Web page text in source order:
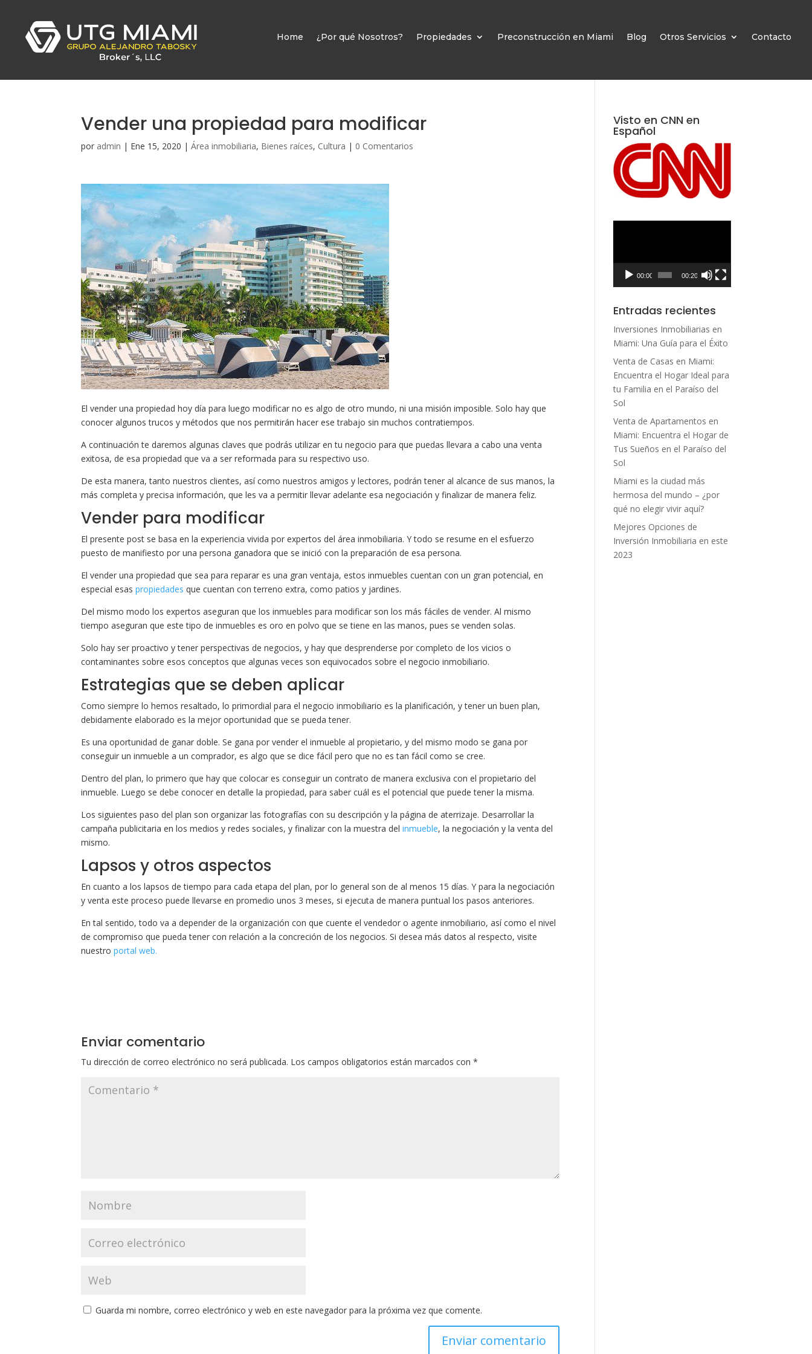
Home ¿Por qué Nosotros? Propiedades Preconstrucción en Miami Blog Otros Servicios Contacto
Vender una propiedad para modificar
por admin | Ene 15, 2020 |Área inmobiliaria, Bienes raíces, Cultura | 0 Comentarios
El vender una propiedad hoy día para luego modificar no es algo de otro mundo, ni una misión imposible. Solo hay que
conocer algunos trucos y métodos que nos permitirán hacer ese trabajo sin muchos contratiempos.
A continuación te daremos algunas claves que podrás utilizar en tu negocio para que puedas llevara a cabo una venta
exitosa, de esa propiedad que va a ser reformada para su respectivo uso.
De esta manera, tanto nuestros clientes, así como nuestros amigos y lectores, podrán tener al alcance de sus manos, la
más completa y precisa información, que les va a permitir llevar adelante esa negociación y finalizar de manera feliz.
Vender para modificar
El presente post se basa en la experiencia vivida por expertos del área inmobiliaria. Y todo se resume en el esfuerzo
puesto de manifiesto por una persona ganadora que se inició con la preparación de esa persona.
El vender una propiedad que sea para reparar es una gran ventaja, estos inmuebles cuentan con un gran potencial, en
especial esaspropiedades que cuentan con terreno extra, como patios y jardines.
Del mismo modo los expertos aseguran que los inmuebles para modificar son los más fáciles de vender. Al mismo
tiempo aseguran que este tipo de inmuebles es oro en polvo que se tiene en las manos, pues se venden solas.
Solo hay ser proactivo y tener perspectivas de negocios, y hay que desprenderse por completo de los vicios o
contaminantes sobre esos conceptos que algunas veces son equivocados sobre el negocio inmobiliario.
Estrategias que se deben aplicar
Como siempre lo hemos resaltado, lo primordial para el negocio inmobiliario es la planificación, y tener un buen plan,
debidamente elaborado es la mejor oportunidad que se pueda tener.
Es una oportunidad de ganar doble. Se gana por vender el inmueble al propietario, y del mismo modo se gana por
conseguir un inmueble a un comprador, es algo que se dice fácil pero que no es tan fácil como se cree.
Dentro del plan, lo primero que hay que colocar es conseguir un contrato de manera exclusiva con el propietario del
inmueble. Luego se debe conocer en detalle la propiedad, para saber cuál es el potencial que puede tener la misma.
Los siguientes paso del plan son organizar las fotografías con su descripción y la página de aterrizaje. Desarrollar la
campaña publicitaria en los medios y redes sociales, y finalizar con la muestra delinmueble, la negociación y la venta del
mismo.
Lapsos y otros aspectos
En cuanto a los lapsos de tiempo para cada etapa del plan, por lo general son de al menos 15 días. Y para la negociación
y venta este proceso puede llevarse en promedio unos 3 meses, si ejecuta de manera puntual los pasos anteriores.
En tal sentido, todo va a depender de la organización con que cuente el vendedor o agente inmobiliario, así como el nivel
de compromiso que pueda tener con relación a la concreción de los negocios. Si desea más datos al respecto, visite
nuestroportal web.
Enviar comentario
Tu dirección de correo electrónico no será publicada. Los campos obligatorios están marcados con*
Guarda mi nombre, correo electrónico y web en este navegador para la próxima vez que comente.
Visto en CNN en
Español
00:00 00:20
Entradas recientes
Inversiones Inmobiliarias en
Miami: Una Guía para el Éxito
Venta de Casas en Miami:
Encuentra el Hogar Ideal para
tu Familia en el Paraíso del
Sol
Venta de Apartamentos en
Miami: Encuentra el Hogar de
Tus Sueños en el Paraíso del
Sol
Miami es la ciudad más
hermosa del mundo – ¿por
qué no elegir vivir aquí?
Mejores Opciones de
Inversión Inmobiliaria en este
2023